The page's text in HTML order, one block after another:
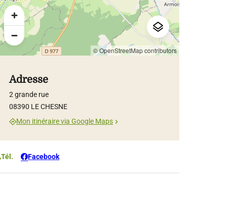
© OpenStreetMap contributors
Adresse
2 grande rue
08390 LE CHESNE
Mon itinéraire via Google Maps
Tél. Facebook